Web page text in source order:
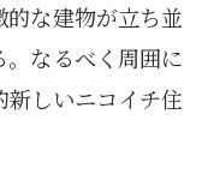
な建物が立ち並
なるべく周囲に
しいニコイチ住